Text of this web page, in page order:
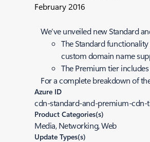
February 2016
We’ve unveiled new Standard
The Standard
custom domain name
The Premium tier
For a complete breakdown of
Azure ID
cdn-standard-and-premium-cdn-
Product Categories(s)
Media, Networking, Web
Update Types(s)